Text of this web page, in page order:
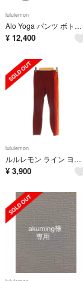
lululemon
Alo Yoga パンツ ボトム スーツアップ トラウザーアローヨガ S
¥ 12,400
lululemon
ルルレモン ライン ヨガレギンス ストレッチ スモークレッド マルチカラー
¥ 3,900